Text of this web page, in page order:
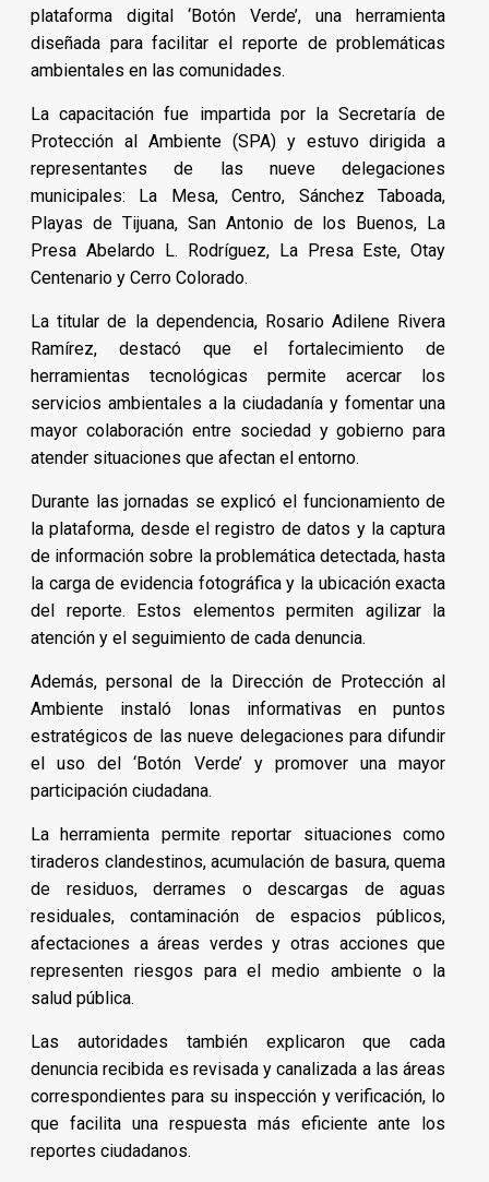
plataforma digital ‘Botón Verde’, una herramienta
diseñada para facilitar el reporte de problemáticas
ambientales en las comunidades.
La capacitación fue impartida por la Secretaría de
Protección al Ambiente (SPA) y estuvo dirigida a
representantes de las nueve delegaciones
municipales: La Mesa, Centro, Sánchez Taboada,
Playas de Tijuana, San Antonio de los Buenos, La
Presa Abelardo L. Rodríguez, La Presa Este, Otay
Centenario y Cerro Colorado.
La titular de la dependencia, Rosario Adilene Rivera
Ramírez, destacó que el fortalecimiento de
herramientas tecnológicas permite acercar los
servicios ambientales a la ciudadanía y fomentar una
mayor colaboración entre sociedad y gobierno para
atender situaciones que afectan el entorno.
Durante las jornadas se explicó el funcionamiento de
la plataforma, desde el registro de datos y la captura
de información sobre la problemática detectada, hasta
la carga de evidencia fotográfica y la ubicación exacta
del reporte. Estos elementos permiten agilizar la
atención y el seguimiento de cada denuncia.
Además, personal de la Dirección de Protección al
Ambiente instaló lonas informativas en puntos
estratégicos de las nueve delegaciones para difundir
el uso del ‘Botón Verde’ y promover una mayor
participación ciudadana.
La herramienta permite reportar situaciones como
tiraderos clandestinos, acumulación de basura, quema
de residuos, derrames o descargas de aguas
residuales, contaminación de espacios públicos,
afectaciones a áreas verdes y otras acciones que
representen riesgos para el medio ambiente o la
salud pública.
Las autoridades también explicaron que cada
denuncia recibida es revisada y canalizada a las áreas
correspondientes para su inspección y verificación, lo
que facilita una respuesta más eficiente ante los
reportes ciudadanos.